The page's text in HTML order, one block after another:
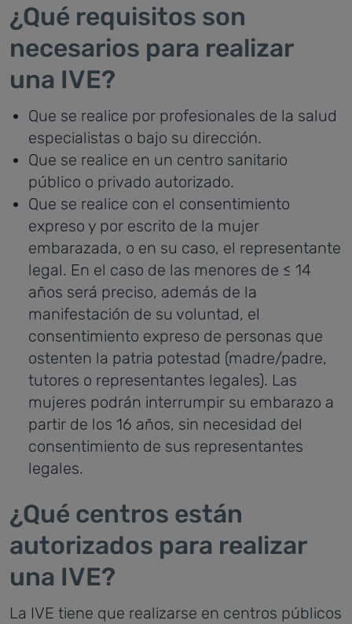
¿Qué requisitos son
necesarios para realizar
una IVE?
Que se realice por profesionales de la salud
especialistas o bajo su dirección.
Que se realice en un centro sanitario
público o privado autorizado.
Que se realice con el consentimiento
expreso y por escrito de la mujer
embarazada, o en su caso, el representante
legal. En el caso de las menores de ≤ 14
años será preciso, además de la
manifestación de su voluntad, el
consentimiento expreso de personas que
ostenten la patria potestad (madre/padre,
tutores o representantes legales). Las
mujeres podrán interrumpir su embarazo a
partir de los 16 años, sin necesidad del
consentimiento de sus representantes
legales.
¿Qué centros están
autorizados para realizar
una IVE?
La IVE tiene que realizarse en centros públicos